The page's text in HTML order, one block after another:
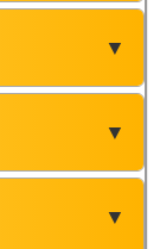
▼
▼
▼